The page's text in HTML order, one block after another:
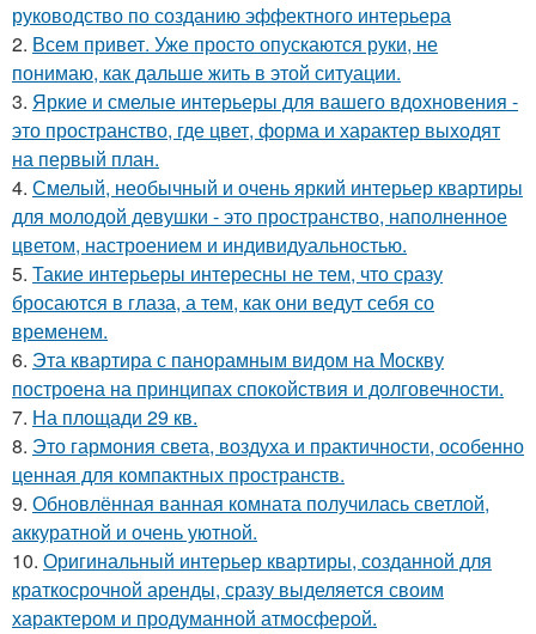
руководство по созданию эффектного интерьера
2. Всем привет. Уже просто опускаются руки, не
понимаю, как дальше жить в этой ситуации.
3. Яркие и смелые интерьеры для вашего вдохновения -
это пространство, где цвет, форма и характер выходят
на первый план.
4. Смелый, необычный и очень яркий интерьер квартиры
для молодой девушки - это пространство, наполненное
цветом, настроением и индивидуальностью.
5. Такие интерьеры интересны не тем, что сразу
бросаются в глаза, а тем, как они ведут себя со
временем.
6. Эта квартира с панорамным видом на Москву
построена на принципах спокойствия и долговечности.
7. На площади 29 кв.
8. Это гармония света, воздуха и практичности, особенно
ценная для компактных пространств.
9. Обновлённая ванная комната получилась светлой,
аккуратной и очень уютной.
10. Оригинальный интерьер квартиры, созданной для
краткосрочной аренды, сразу выделяется своим
характером и продуманной атмосферой.